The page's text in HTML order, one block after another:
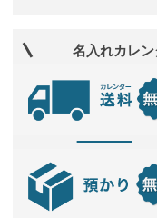
名入れカレ